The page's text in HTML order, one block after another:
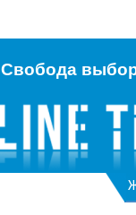
Свобода